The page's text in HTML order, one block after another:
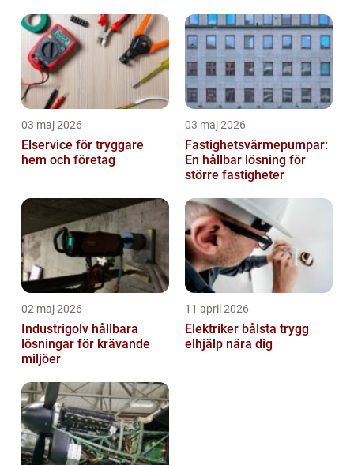
03 maj 2026
Elservice för tryggare
hem och företag
03 maj 2026
Fastighetsvärmepumpar:
En hållbar lösning för
större fastigheter
02 maj 2026
Industrigolv hållbara
lösningar för krävande
miljöer
11 april 2026
Elektriker bålsta trygg
elhjälp nära dig